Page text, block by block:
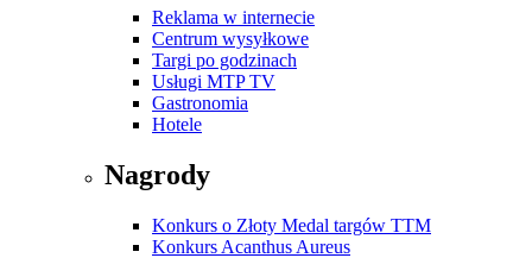
Reklama w internecie
Centrum wysyłkowe
Targi po godzinach
Usługi MTP TV
Gastronomia
Hotele
Nagrody
Konkurs o Złoty Medal targów TTM
Konkurs Acanthus Aureus